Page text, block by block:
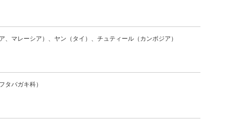
、マレーシア）、ヤン（タイ）、チュティール（カンボジア）
バガキ科）